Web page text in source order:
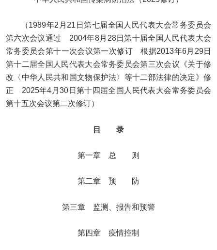
（1989年2月21日第七届全国人民代表大会常务委员会
第六次会议通过 2004年8月28日第十届全国人民代表大会
常务委员会第十一次会议第一次修订 根据2013年6月29日
第十二届全国人民代表大会常务委员会第三次会议《关于修
改〈中华人民共和国文物保护法〉等十二部法律的决定》修
正 2025年4月30日第十四届全国人民代表大会常务委员会
第十五次会议第二次修订）
目 录
第一章 总 则
第二章 预 防
第三章 监测、报告和预警
第四章 疫情控制